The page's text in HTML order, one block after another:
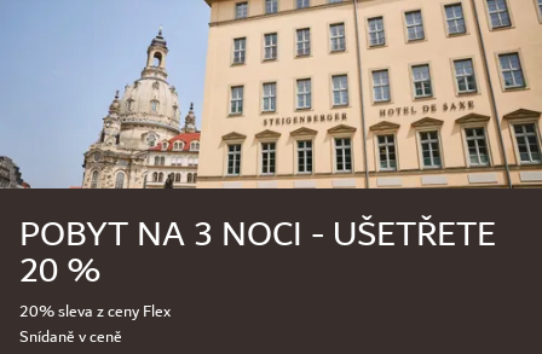
POBYT NA 3 NOCI - UŠETŘETE
20 %
20% sleva z ceny Flex
Snídaně v ceně